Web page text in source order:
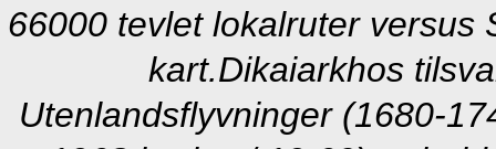
66000 tevlet lokalruter versus
kart.Dikaiarkhos
Utenlandsflyvninger (1680-